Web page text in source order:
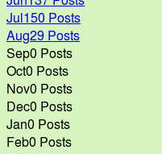
Jul150 Posts
Aug29 Posts
Sep0 Posts
Oct0 Posts
Nov0 Posts
Dec0 Posts
Jan0 Posts
Feb0 Posts